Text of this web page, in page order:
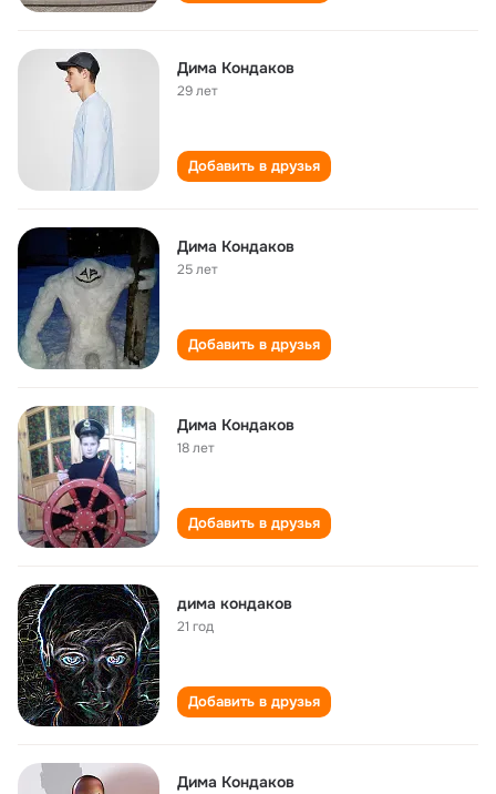
Дима Кондаков
29 лет
Добавить в друзья
Дима Кондаков
25 лет
Добавить в друзья
Дима Кондаков
18 лет
Добавить в друзья
дима кондаков
21 год
Добавить в друзья
Дима Кондаков